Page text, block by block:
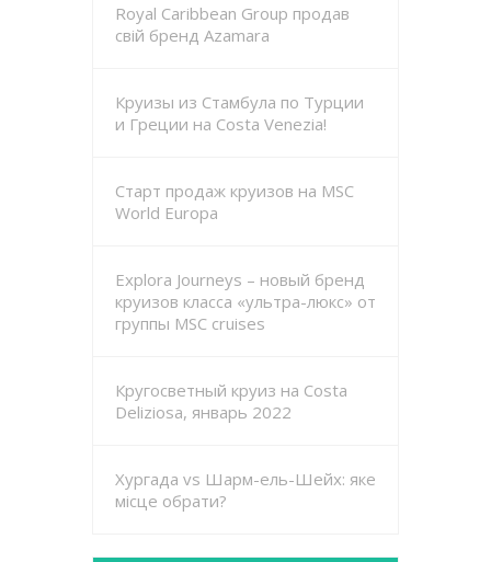
Royal Caribbean Group продав
свій бренд Azamara
Круизы из Стамбула по Турции
и Греции на Costa Venezia!
Старт продаж круизов на MSC
World Europa
Explora Journeys – новый бренд
круизов класса «ультра-люкс» от
группы MSC cruises
Кругосветный круиз на Costa
Deliziosa, январь 2022
Хургада vs Шарм-ель-Шейх: яке
місце обрати?